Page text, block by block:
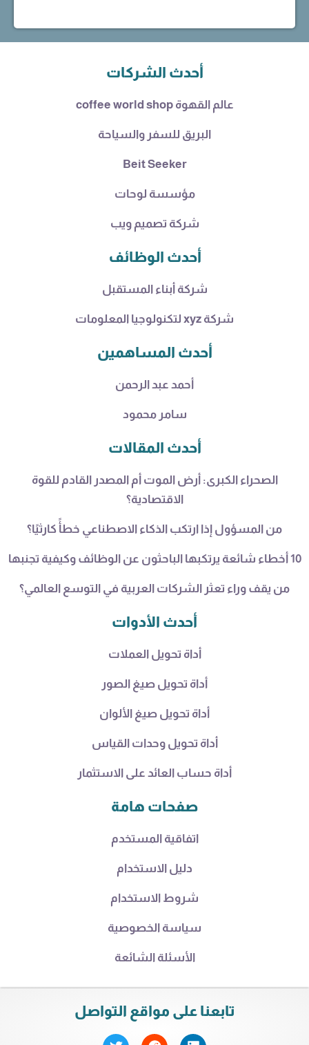
أحدث الشركات
عالم القهوة coffee world shop
البريق للسفر والسياحة
Beit Seeker
مؤسسة لوحات
شركة تصميم ويب
أحدث الوظائف
شركة أبناء المستقبل
شركة xyz لتكنولوجيا المعلومات
أحدث المساهمين
أحمد عبد الرحمن
سامر محمود
أحدث المقالات
الصحراء الكبرى: أرض الموت أم المصدر القادم للقوة
الاقتصادية؟
من المسؤول إذا ارتكب الذكاء الاصطناعي خطأً كارثيًا؟
10 أخطاء شائعة يرتكبها الباحثون عن الوظائف وكيفية تجنبها
من يقف وراء تعثر الشركات العربية في التوسع العالمي؟
أحدث الأدوات
أداة تحويل العملات
أداة تحويل صيغ الصور
أداة تحويل صيغ الألوان
أداة تحويل وحدات القياس
أداة حساب العائد على الاستثمار
صفحات هامة
اتفاقية المستخدم
دليل الاستخدام
شروط الاستخدام
سياسة الخصوصية
الأسئلة الشائعة
تابعنا على مواقع التواصل
L
R
T